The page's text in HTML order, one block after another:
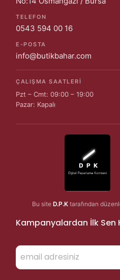
TELEFON
0543 594 00 16
E-POSTA
info@butikbahar.com
ÇALIŞMA SAATLERI
Pzt – Cmt: 09:00 – 19:00
Pazar: Kapalı
Bu site D.P.K tarafından
Kampanyalardan İlk Sen